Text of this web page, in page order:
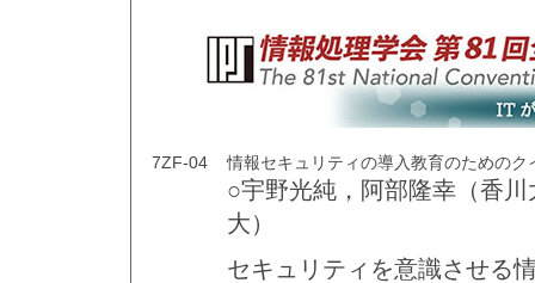
7ZF-04 情報セキュリティの導入教育のための
○宇野光純，阿部隆幸（香
大）
セキュリティを意識させる